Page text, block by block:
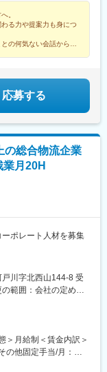
駅(宮崎県)、高鍋駅、
富士駅(北海道)、根室
丁目駅、問寒別駅、東
駅、滝川駅、南稚内
重浜駅、磯分内駅、
、泉中央駅、古川駅、
、泉崎駅、中荒井駅、
擶駅、置賜駅、山ノ
地ノ森駅、村崎野駅、
大曲駅(秋田県)、能代
戸十和田駅、新青森
戸駅(愛知県)、江端
間駅
駅、下今市駅、多田
駅、駒形駅、細谷駅
たなか駅、八千代中央
、赤塚駅、下館駅、
河安城駅、萩原駅(愛
三河一宮駅、竹村
本郷駅(愛知県)、佐那
六軒駅(三重県)、尾鷲
駅、藤枝駅、静岡駅、
島駅、須津駅、南吉田
宮内駅(新潟県)、魚沼
駅、村山駅(長野県)、
、敦賀駅、清明駅、
治川口駅、ユニバー
合運動公園駅、紀伊山
、吉野口駅、郡山駅
おごと温泉駅、長浜
、三本松駅(香川県)、
ノ郷駅、布師田駅、撫
、本郷駅(広島県)、八
米川駅、山口駅(山口
、南瀬高駅、五郎丸
。
る力や提案力も身につ
の何気ない会話から受
応募する
の総合物流企業
月20H
ポレート人材を募集
ーダー候補として幅
うとともに、物流事
ライアンス基盤を支
川字北西山144-8 受
範囲：会社の定める
＞月給制＜賃金内訳＞
の他固定手当/月：